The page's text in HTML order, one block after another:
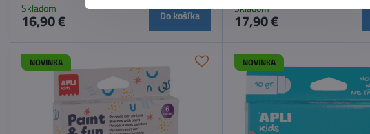
Skladom
16,90 € Do košíka
Skladom
17,90 €
NOVINKA NOVINKA